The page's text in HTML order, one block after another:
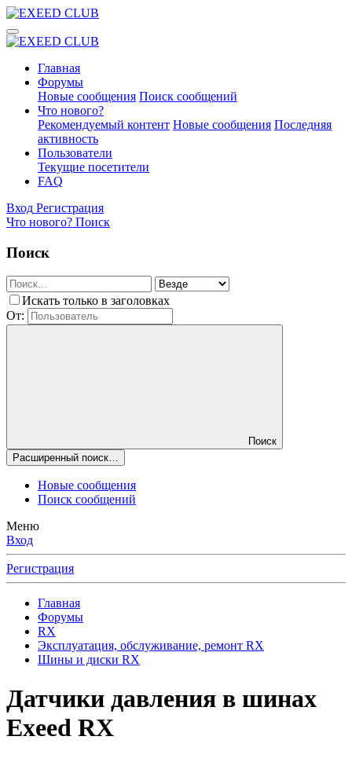
Главная
Форумы
Новые сообщения Поиск сообщений
Что нового?
Рекомендуемый контент Новые сообщения Последняя
активность
Пользователи
Текущие посетители
FAQ
Вход Регистрация
Что нового? Поиск
Поиск
Искать только в заголовках
От:
Поиск
Расширенный поиск…
Новые сообщения
Поиск сообщений
Меню
Вход
Регистрация
Главная
Форумы
RX
Эксплуатация, обслуживание, ремонт RX
Шины и диски RX
Датчики давления в шинах
Exeed RX